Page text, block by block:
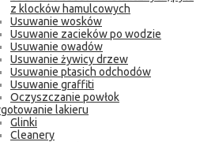
z klocków hamulcowych
Usuwanie wosków
Usuwanie zacieków po wodzie
Usuwanie owadów
Usuwanie żywicy drzew
Usuwanie ptasich odchodów
Usuwanie graffiti
Oczyszczanie powłok
lakieru
Glinki
Cleanery